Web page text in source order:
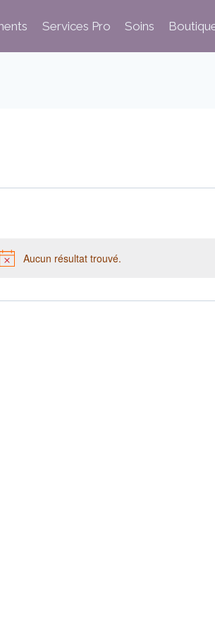
Services Pro Soins
Notice
Aucun résultat trouvé.